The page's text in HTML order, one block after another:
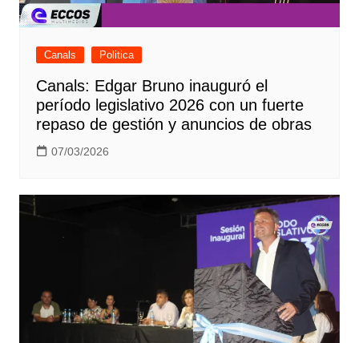
Canals Politica
Canals: Edgar Bruno inauguró el
período legislativo 2026 con un fuerte
repaso de gestión y anuncios de obras
07/03/2026